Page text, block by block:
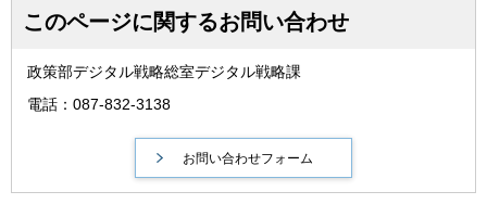
このページに関するお問い合わせ
政策部デジタル戦略総室デジタル戦略課
電話：087-832-3138